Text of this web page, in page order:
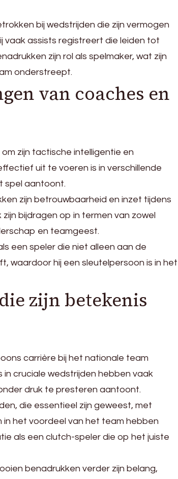
bij wedstrijden die zijn vermogen
vaak assists registreert die leiden tot
zijn rol als spelmaker, wat zijn
onderstreept.
van coaches en
zijn tactische intelligentie en
uit te voeren is in verschillende
spel aantoont.
zijn betrouwbaarheid en inzet tijdens
bijdragen op in termen van zowel
en teamgeest.
een speler die niet alleen aan de
waardoor hij een sleutelpersoon is in het
zijn betekenis
carrière bij het nationale team
in cruciale wedstrijden hebben vaak
druk te presteren aantoont.
die essentieel zijn geweest, met
het voordeel van het team hebben
als een clutch-speler die op het juiste
benadrukken verder zijn belang,